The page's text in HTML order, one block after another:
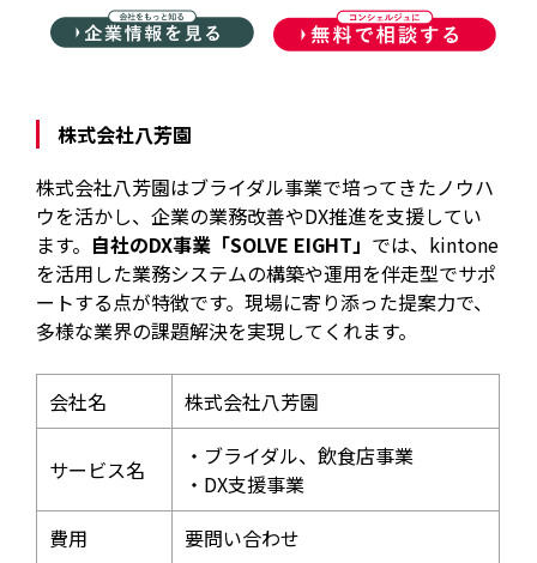
株式会社八芳園
株式会社八芳園はブライダル事業で培ってきたノウハ
ウを活かし、企業の業務改善やDX推進を支援してい
ます。 自社のDX事業「SOLVE EIGHT」 では、kintone
を活用した業務システムの構築や運用を伴走型でサポ
ートする点が特徴です。現場に寄り添った提案力で、
多様な業界の課題解決を実現してくれます。
会社名 株式会社八芳園
サービス名
・ブライダル、飲食店事業
・DX支援事業
費用
要問い合わせ